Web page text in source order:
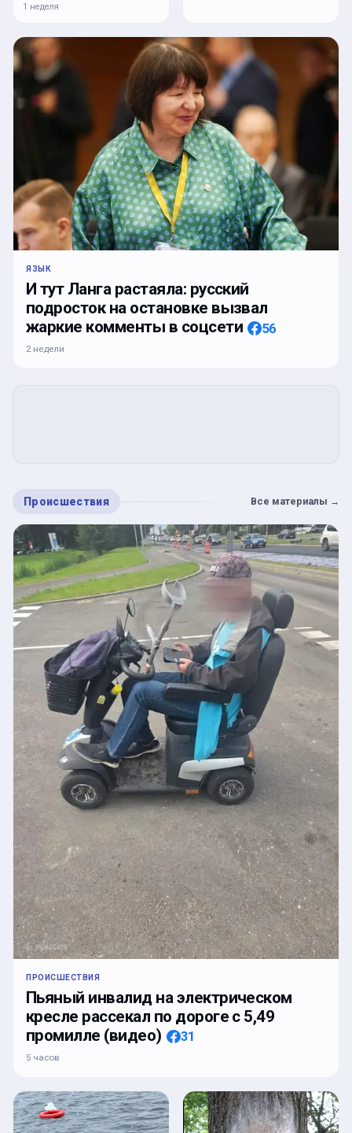
1 неделя
ЯЗЫК
И тут Ланга растаяла: русский
подросток на остановке вызвал
жаркие комменты в соцсети
56
2 недели
Происшествия Все материалы →
ПРОИСШЕСТВИЯ
Пьяный инвалид на электрическом
кресле рассекал по дороге с 5,49
промилле (видео)
31
5 часов